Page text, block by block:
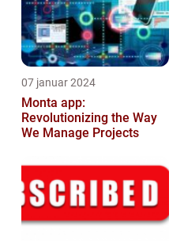
07 januar 2024
Monta app:
Revolutionizing the Way
We Manage Projects